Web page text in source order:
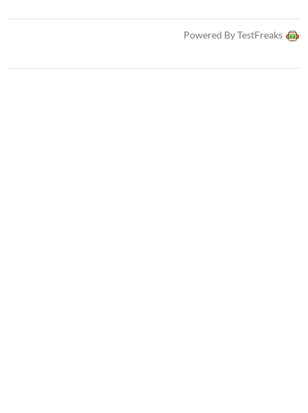
Powered By TestFreaks